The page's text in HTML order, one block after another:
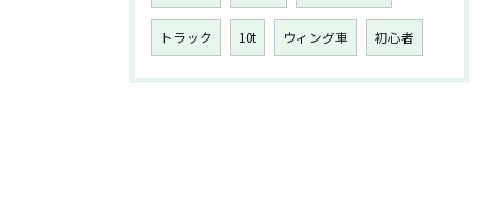
トラック 10t ウィング車 初心者